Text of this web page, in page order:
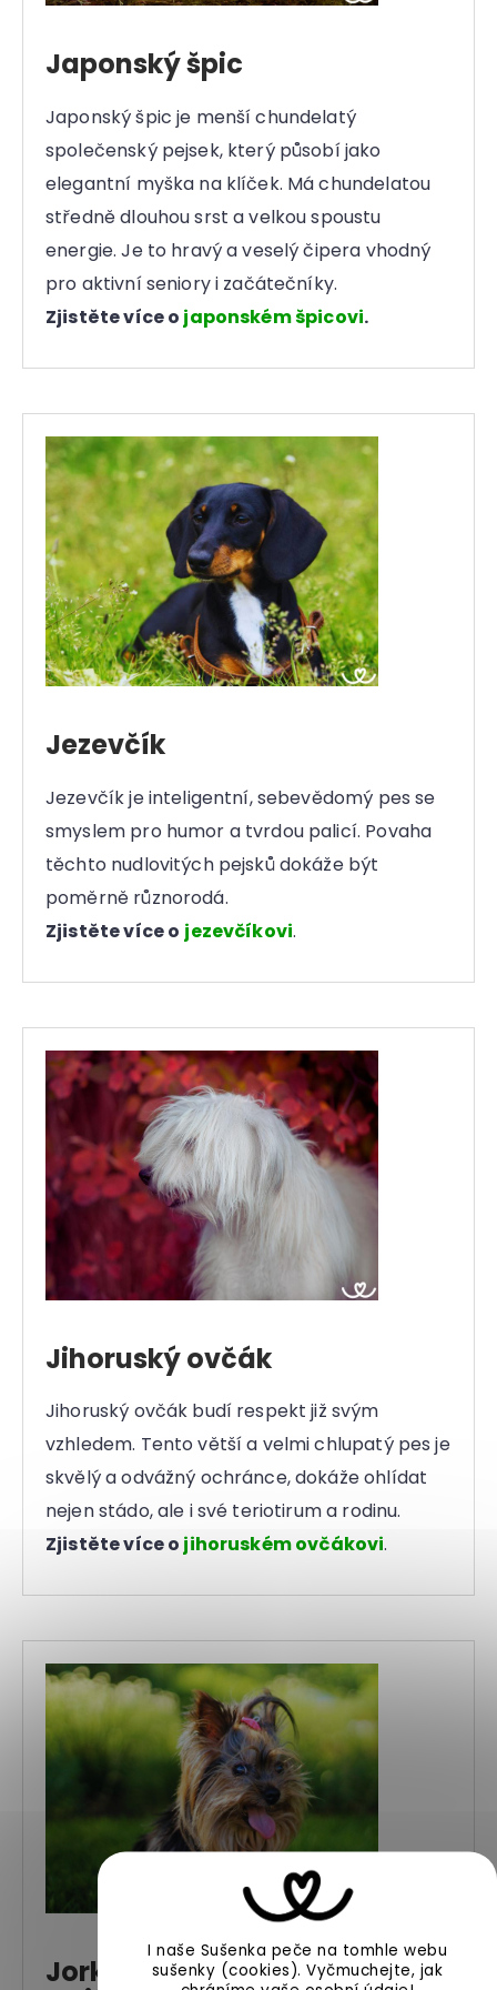
I naše Sušenka peče na tomhle webu
sušenky (cookies).Vyčmuchejte, jak
Japonský špic
Japonský špic je menší chundelatý
společenský pejsek, který působí jako
elegantní myška na klíček. Má chundelatou
středně dlouhou srst a velkou spoustu
energie. Je to hravý a veselý čipera vhodný
pro aktivní seniory i začátečníky.
Zjistěte více o japonském špicovi.
Jezevčík
Jezevčík je inteligentní, sebevědomý pes se
smyslem pro humor a tvrdou palicí. Povaha
těchto nudlovitých pejsků dokáže být
poměrně různorodá.
Zjistěte více o jezevčíkovi.
Jihoruský ovčák
Jihoruský ovčák budí respekt již svým
vzhledem. Tento větší a velmi chlupatý pes je
skvělý a odvážný ochránce, dokáže ohlídat
nejen stádo, ale i své teriotirum a rodinu.
Zjistěte více o jihoruském ovčákovi.
Jorkšírský teriér (yorkšírský